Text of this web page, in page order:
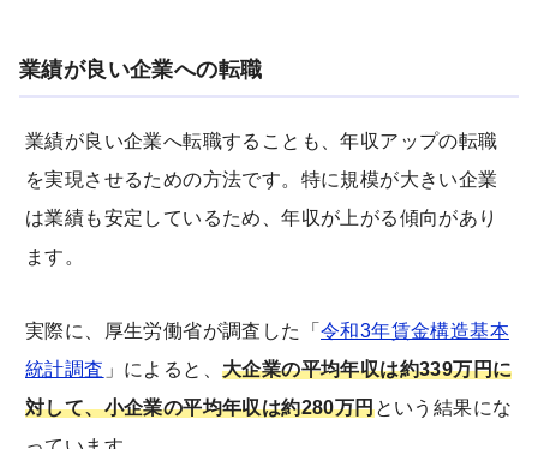
業績が良い企業への転職
業績が良い企業へ転職することも、年収アップの転職
を実現させるための方法です。特に規模が大きい企業
は業績も安定しているため、年収が上がる傾向があり
ます。
実際に、厚生労働省が調査した「 令和3年賃金構造基本
統計調査 」によると、大企業の平均年収は約339万円に
対して、小企業の平均年収は約280万円という結果にな